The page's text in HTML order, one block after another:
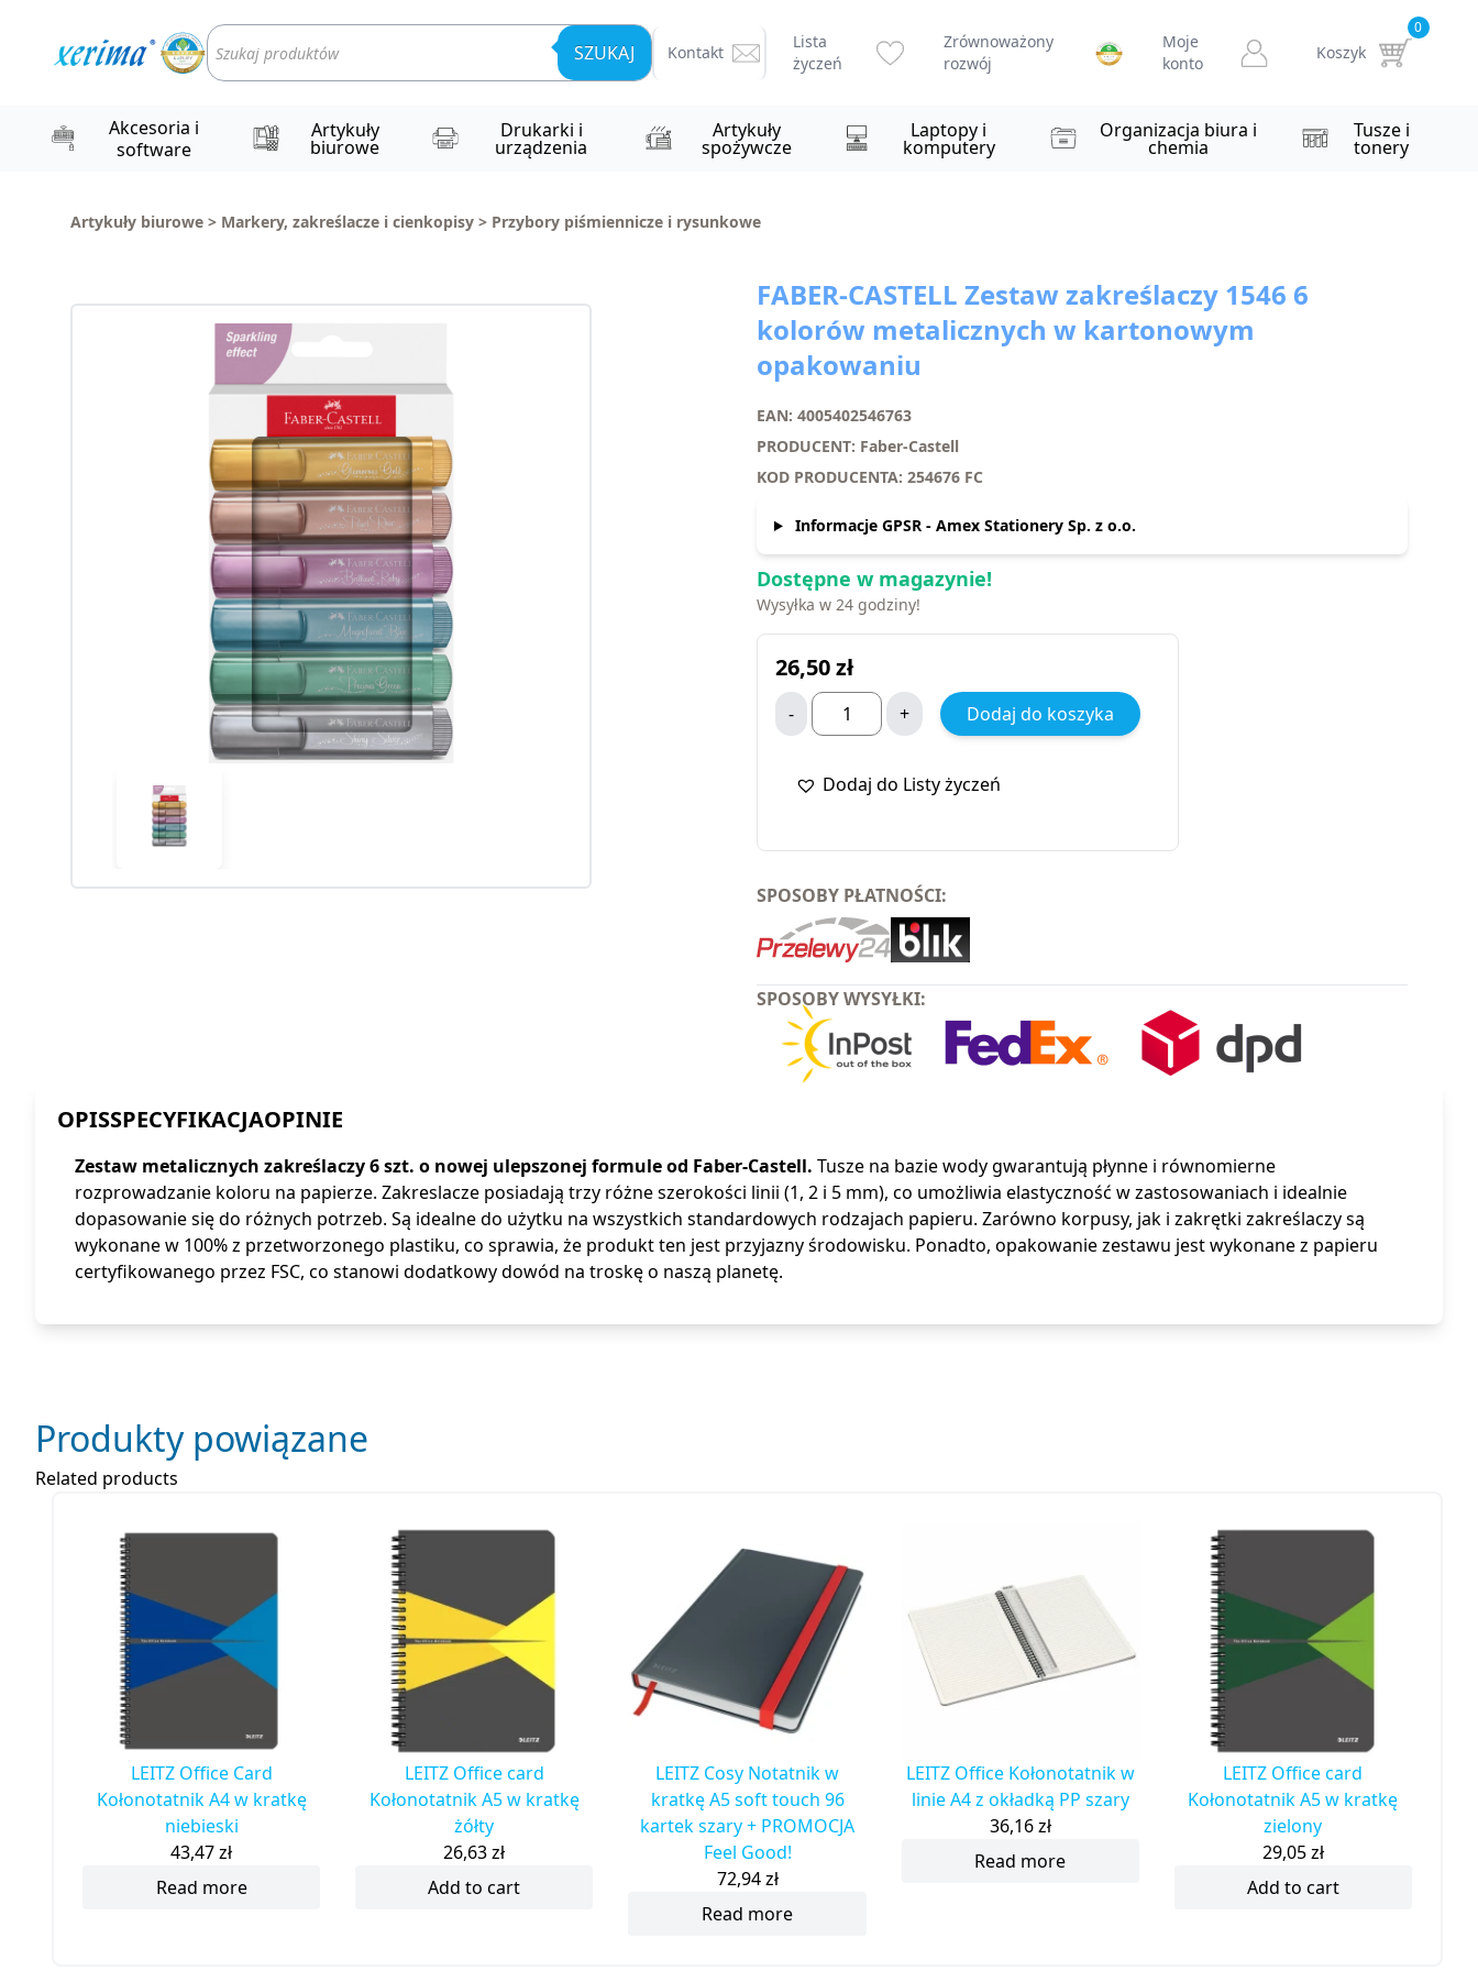
Wyszukiwarka
produktów SZUKAJ Kontakt
Lista
życzeń
Zrównoważony
rozwój
Moje
konto
Koszyk
0
Akcesoria i
software
Artykuły
biurowe
Drukarki i
urządzenia
Artykuły
spożywcze
Laptopy i
komputery
Organizacja biura i
chemia
Tusze i
tonery
Artykuły biurowe > Markery, zakreślacze i cienkopisy > Przybory piśmiennicze i rysunkowe
FABER-CASTELL Zestaw zakreślaczy 1546 6
kolorów metalicznych w kartonowym
opakowaniu
EAN: 4005402546763
PRODUCENT: Faber-Castell
KOD PRODUCENTA: 254676 FC
Informacje GPSR - Amex Stationery Sp. z o.o.
Dostępne w magazynie!
Wysyłka w 24 godziny!
26,50zł
- + Dodaj do koszyka
Dodaj do Listy życzeń
SPOSOBY PŁATNOŚCI:
SPOSOBY WYSYŁKI:
OPISSPECYFIKACJAOPINIE
Zestaw metalicznych zakreślaczy 6 szt. o nowej ulepszonej formule od Faber-Castell. Tusze na bazie wody gwarantują płynne i równomierne
rozprowadzanie koloru na papierze. Zakreslacze posiadają trzy różne szerokości linii (1, 2 i 5 mm), co umożliwia elastyczność w zastosowaniach i idealnie
dopasowanie się do różnych potrzeb. Są idealne do użytku na wszystkich standardowych rodzajach papieru. Zarówno korpusy, jak i zakrętki zakreślaczy są
wykonane w 100% z przetworzonego plastiku, co sprawia, że produkt ten jest przyjazny środowisku. Ponadto, opakowanie zestawu jest wykonane z papieru
certyfikowanego przez FSC, co stanowi dodatkowy dowód na troskę o naszą planetę.
Produkty powiązane
Related products
LEITZ Office Card
Kołonotatnik A4 w kratkę
niebieski
43,47zł
Read more
LEITZ Office card
Kołonotatnik A5 w kratkę
żółty
26,63zł
Add to cart
LEITZ Cosy Notatnik w
kratkę A5 soft touch 96
kartek szary + PROMOCJA
Feel Good!
72,94zł
Read more
LEITZ Office Kołonotatnik w
linie A4 z okładką PP szary
36,16zł
Read more
LEITZ Office card
Kołonotatnik A5 w kratkę
zielony
29,05zł
Add to cart